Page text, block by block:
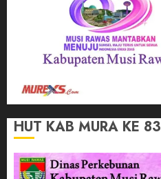
HUT KAB MURA KE 83